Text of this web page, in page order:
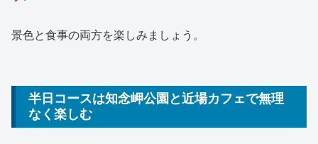
景色と食事の両方を楽しみましょう。
半日コースは知念岬公園と近場カフェで無理
なく楽しむ